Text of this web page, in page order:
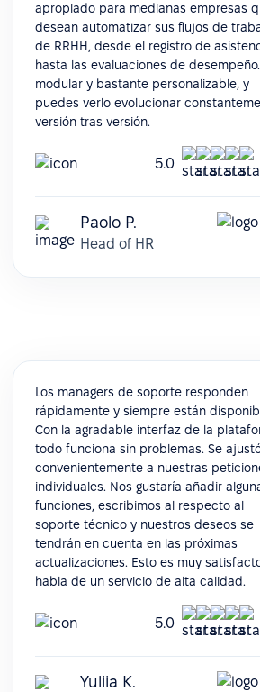
apropiado para medianas empresas
desean automatizar sus flujos de
de RRHH, desde el registro de
hasta las evaluaciones de
modular y bastante personalizable, y
puedes verlo evolucionar
versión tras versión.
5.0
Paolo P.
Head of HR
Los managers de soporte responden
rápidamente y siempre están
Con la agradable interfaz de la
todo funciona sin problemas. Se
convenientemente a nuestras
individuales. Nos gustaría añadir
funciones, escribimos al respecto al
soporte técnico y nuestros deseos se
tendrán en cuenta en las próximas
actualizaciones. Esto es muy
habla de un servicio de alta calidad.
5.0
Yuliia K.